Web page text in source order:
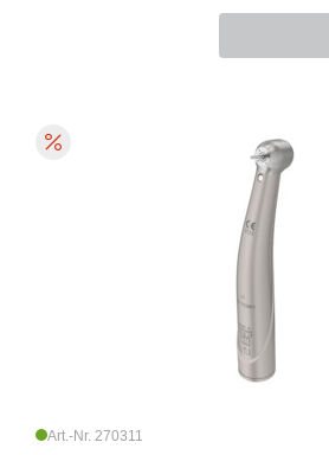
Art.-Nr. 270311